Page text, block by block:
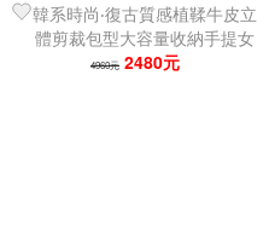
韓系時尚‧復古質感植鞣牛皮立
體剪裁包型大容量收納手提女
單肩包｜托特包
4960元 2480元